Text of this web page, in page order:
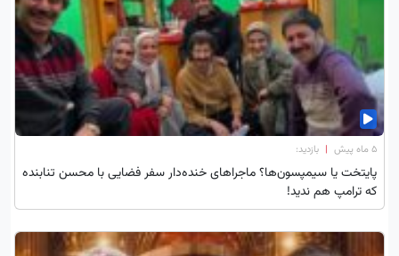
۵ ماه پیش | بازدید:
پایتخت یا سیمپسون‌ها؟ ماجراهای خنده‌دار سفر فضایی با محسن تنابنده
که ترامپ هم ندید!